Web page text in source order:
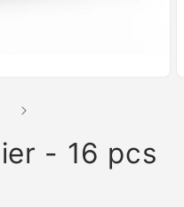
- 16 pcs